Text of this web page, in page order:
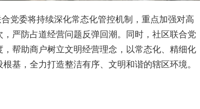
党委将持续深化常态化管控机制，重点加强对高
严防占道经营问题反弹回潮。同时，社区联合党
帮助商户树立文明经营理念，以常态化、精细化
基，全力打造整洁有序、文明和谐的辖区环境。